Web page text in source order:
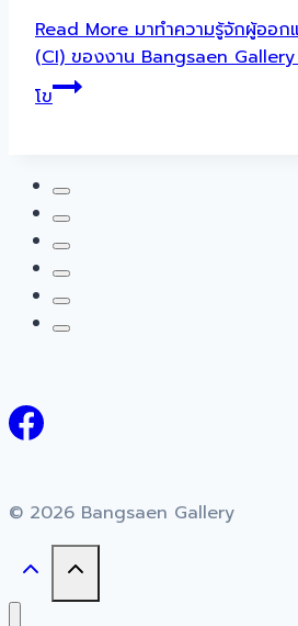
Read Moreมาทำความรู้จักผู้ออ
(CI) ของงาน Bangsaen
โข
© 2026 Bangsaen Gallery